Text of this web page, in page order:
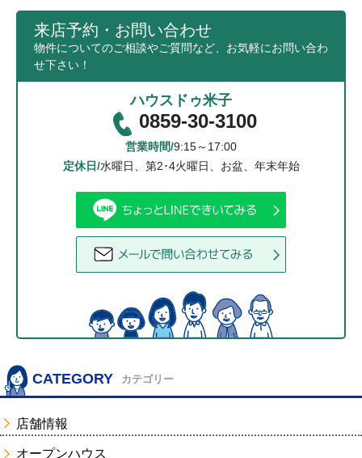
来店予約・お問い合わせ
物件についてのご相談やご質問など、お気軽にお問い合わ
せ下さい！
ハウスドゥ米子
0859-30-3100
営業時間/9:15～17:00
定休日/水曜日、第2･4火曜日、お盆、年末年始
CATEGORY カテゴリー
店舗情報
オープンハウス